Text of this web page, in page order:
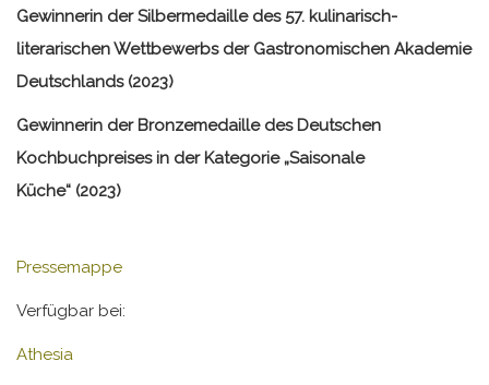
Gewinnerin der Silbermedaille des 57. kulinarisch-
literarischen Wettbewerbs der Gastronomischen Akademie
Deutschlands (2023)
Gewinnerin der Bronzemedaille des Deutschen
Kochbuchpreises in der Kategorie „Saisonale
Küche“ (2023)
Pressemappe
Verfügbar bei:
Athesia